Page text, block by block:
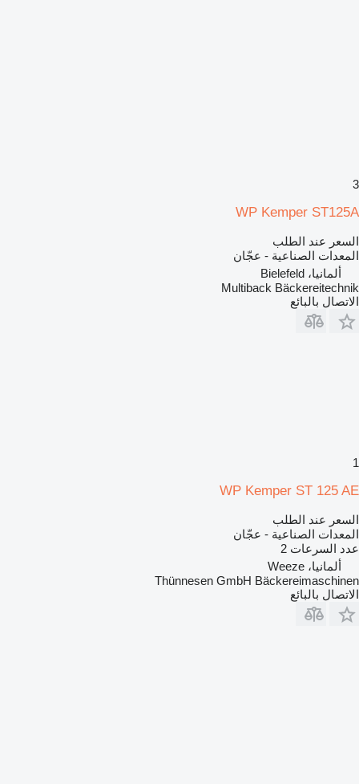
3
WP Kemper ST125A
السعر عند الطلب
المعدات الصناعية - عجّان
ألمانيا، Bielefeld
Multiback Bäckereitechnik
الاتصال بالبائع
1
WP Kemper ST 125 AE
السعر عند الطلب
المعدات الصناعية - عجّان
عدد السرعات 2
ألمانيا، Weeze
Thünnesen GmbH Bäckereimaschinen
الاتصال بالبائع